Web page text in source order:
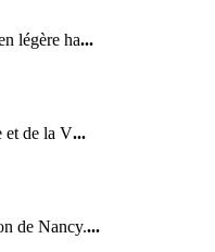
légère ha...
et de la V...
de Nancy....